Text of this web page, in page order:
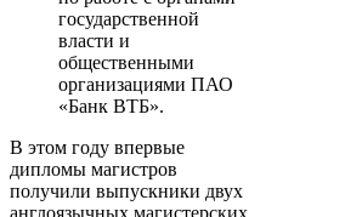
государственной
власти и
общественными
организациями ПАО
«Банк ВТБ».
В этом году впервые
дипломы магистров
получили выпускники двух
англоязычных магистерских